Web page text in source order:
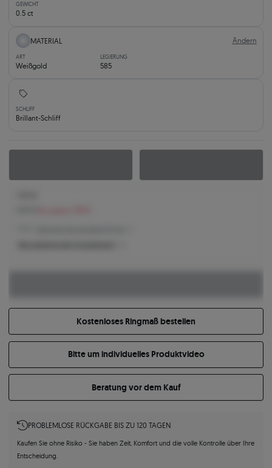
GEWICHT
0.5 ct
MATERIAL Ändern
ART
Weißgold
LEGIERUNG
585
SCHLIFF
Brillant-Schliff
Kostenloses Ringmaß bestellen
Bitte um individuelles Produktvideo
Beratung vor dem Kauf
PROBLEMLOSE RÜCKGABE BIS ZU 120 TAGEN
Kaufen Sie ohne Risiko - Sie haben Zeit, Komfort und die volle Kontrolle über Ihre
Entscheidung.